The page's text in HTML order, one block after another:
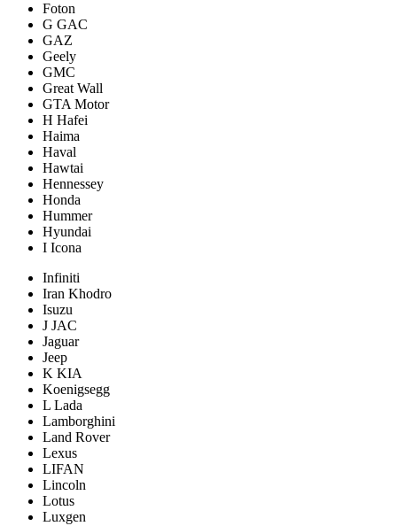
Foton
G GAC
GAZ
Geely
GMC
Great Wall
GTA Motor
H Hafei
Haima
Haval
Hawtai
Hennessey
Honda
Hummer
Hyundai
I Icona
Infiniti
Iran Khodro
Isuzu
J JAC
Jaguar
Jeep
K KIA
Koenigsegg
L Lada
Lamborghini
Land Rover
Lexus
LIFAN
Lincoln
Lotus
Luxgen